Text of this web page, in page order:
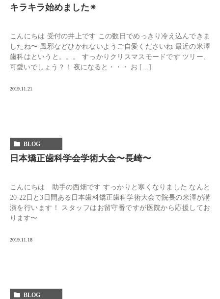
キラキラ始めました✴︎
こんにちは 受付の井上です この数日でめっきり冷え込んできま
したね〜 風邪などひかれないようご自愛くださいね 最近の米澤
歯科はというと。。。 すっかりクリスマスモードです ツリー、
可愛いでしょう？！ 夜になると・・・ お […]
2019.11.21
BLOG
日本矯正歯科学会学術大会〜長崎〜
こんにちは 助手の西畑です すっかりと寒くなりました なんと
20-22日と3日間ある日本歯科矯正歯科学術大会で院長の米澤が講
演を行います！ スタッフはお留守番ですが医院から応援してお
ります〜
2019.11.18
BLOG